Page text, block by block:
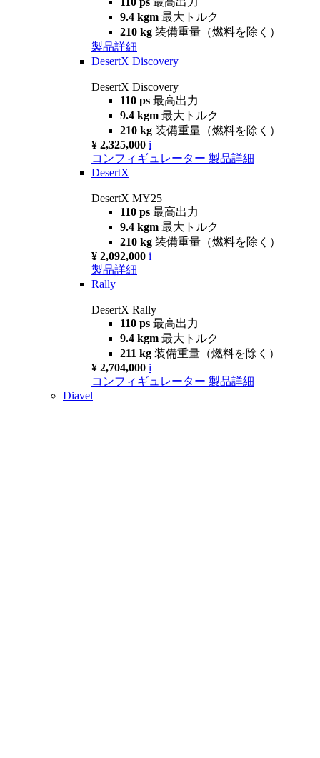
9.4 kgm 最大トルク
210 kg 装備重量（燃料を除く）
製品詳細
DesertX Discovery
DesertX Discovery
110 ps 最高出力
9.4 kgm 最大トルク
210 kg 装備重量（燃料を除く）
¥ 2,325,000 i
コンフィギュレーター 製品詳細
DesertX
DesertX MY25
110 ps 最高出力
9.4 kgm 最大トルク
210 kg 装備重量（燃料を除く）
¥ 2,092,000 i
製品詳細
Rally
DesertX Rally
110 ps 最高出力
9.4 kgm 最大トルク
211 kg 装備重量（燃料を除く）
¥ 2,704,000 i
コンフィギュレーター 製品詳細
Diavel